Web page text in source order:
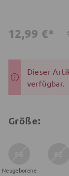
12,99 €*
Dieser
verfügbar.
Größe:
Neugeborene